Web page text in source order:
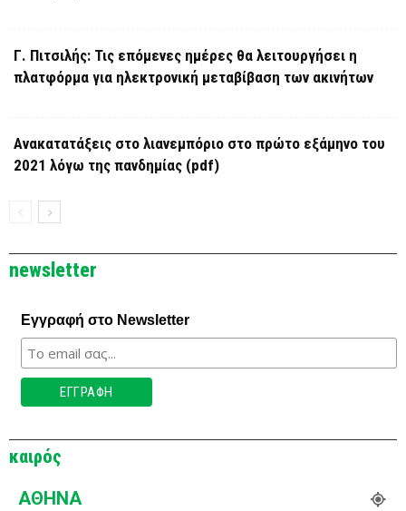
Γ. Πιτσιλής: Τις επόμενες ημέρες θα λειτουργήσει η
πλατφόρμα για ηλεκτρονική μεταβίβαση των ακινήτων
Ανακατατάξεις στο λιανεμπόριο στο πρώτο εξάμηνο του
2021 λόγω της πανδημίας (pdf)
newsletter
Εγγραφή στο Newsletter
καιρός
ΑΘΉΝΑ